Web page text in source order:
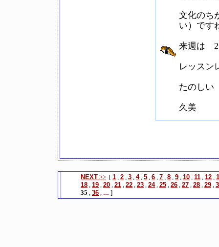
文化のち
い）です
来週は 2
レッスン
たのし
久美
NEXT >> [ 1 , 2 , 3 , 4, 5 , 6 , 7 , 8 , 9 , 10 , 11 , 12 ,
18 , 19 , 20 , 21 , 22 , 23 , 24, 25 , 26 , 27 , 28 , 29 ,
35 , 36 , ... ]